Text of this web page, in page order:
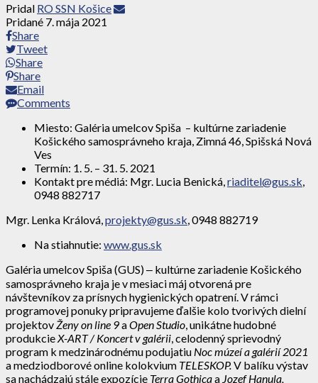
Pridal RO SSN Košice
Pridané 7. mája 2021
Share
Tweet
Share
Share
Email
Comments
Miesto: Galéria umelcov Spiša – kultúrne zariadenie
Košického samosprávneho kraja, Zimná 46, Spišská Nová
Ves
Termín: 1. 5. – 31. 5. 2021
Kontakt pre médiá: Mgr. Lucia Benická, riaditel@gus.sk
0948 882717
Mgr. Lenka Králová, projekty@gus.sk , 0948 882719
Na stiahnutie: www.gus.sk
Galéria umelcov Spiša (GUS) ‒ kultúrne zariadenie Košického
samosprávneho kraja je v mesiaci máj otvorená pre
návštevníkov za prísnych hygienických opatrení. V rámci
programovej ponuky pripravujeme ďalšie kolo tvorivých dielní
projektov Ženy on line 9aOpen Studio , unikátne hudobné
produkcie X-ART / Koncert v galérii , celodenný sprievodný
program k medzinárodnému podujatiu Noc múzeí a galérií 2021
a medziodborové online kolokvium TELESKOP. V balíku výstav
sa nachádzajú stále expozície Terra Gothicaa Jozef Hanula,